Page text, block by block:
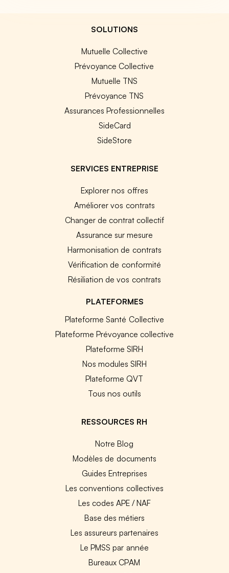
SOLUTIONS
Mutuelle Collective
Prévoyance Collective
Mutuelle TNS
Prévoyance TNS
Assurances Professionnelles
SideCard
SideStore
SERVICES ENTREPRISE
Explorer nos offres
Améliorer vos contrats
Changer de contrat collectif
Assurance sur mesure
Harmonisation de contrats
Vérification de conformité
Résiliation de vos contrats
PLATEFORMES
Plateforme Santé Collective
Plateforme Prévoyance collective
Plateforme SIRH
Nos modules SIRH
Plateforme QVT
Tous nos outils
RESSOURCES RH
Notre Blog
Modèles de documents
Guides Entreprises
Les conventions collectives
Les codes APE / NAF
Base des métiers
Les assureurs partenaires
Le PMSS par année
Bureaux CPAM